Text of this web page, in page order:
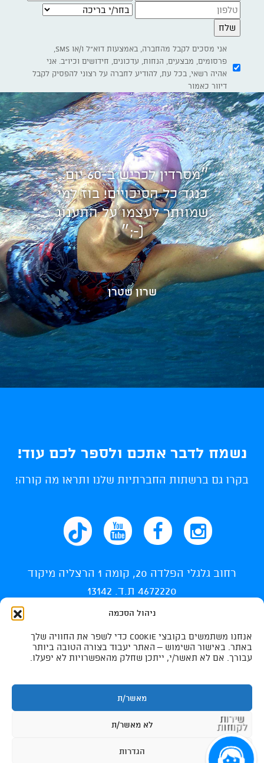
ניהול הסכמה
אנחנו משתמשים בקובצי Cookie כדי לשפר את החוויה שלך
באתר. באישור השימוש – האתר יעבוד בצורה הטובה ביותר
עבורך. אם לא תאשר/י, ייתכן שחלק מהאפשרויות לא יפעלו.
מאשר/ת
לא מאשר/ת
הגדרות
בחר/י בריכה
אני מסכים לקבל מהחברה, באמצעות דוא"ל ו/או SMS,
פרסומים, מבצעים, הנחות, עדכונים, חידושים וכיו"ב. אני
אהיה רשאי, בכל עת, להודיע לחברה על רצוני להפסיק לקבל
דיוור כאמור
״מסרדין לכריש ב-60 יום...
כנגד כל הסיכויים! בוז למי
שמוותר לעצמו על התענוג
(-;״
שרון שטרן
נשמח לדבר אתכם ולספר לכם עוד!
בקרו גם ברשתות החברתיות שלנו ותראו מה קורה!
רחוב גלגלי הפלדה 20, קומה 1 הרצליה מיקוד
4672220 ת.ד. 13142
info@ti-swim.co.il
035400710
035400732
all rights resereved to ti-swimming israel 2026 Photos By Tomer Avni | נגישות
שירות
לקוחות